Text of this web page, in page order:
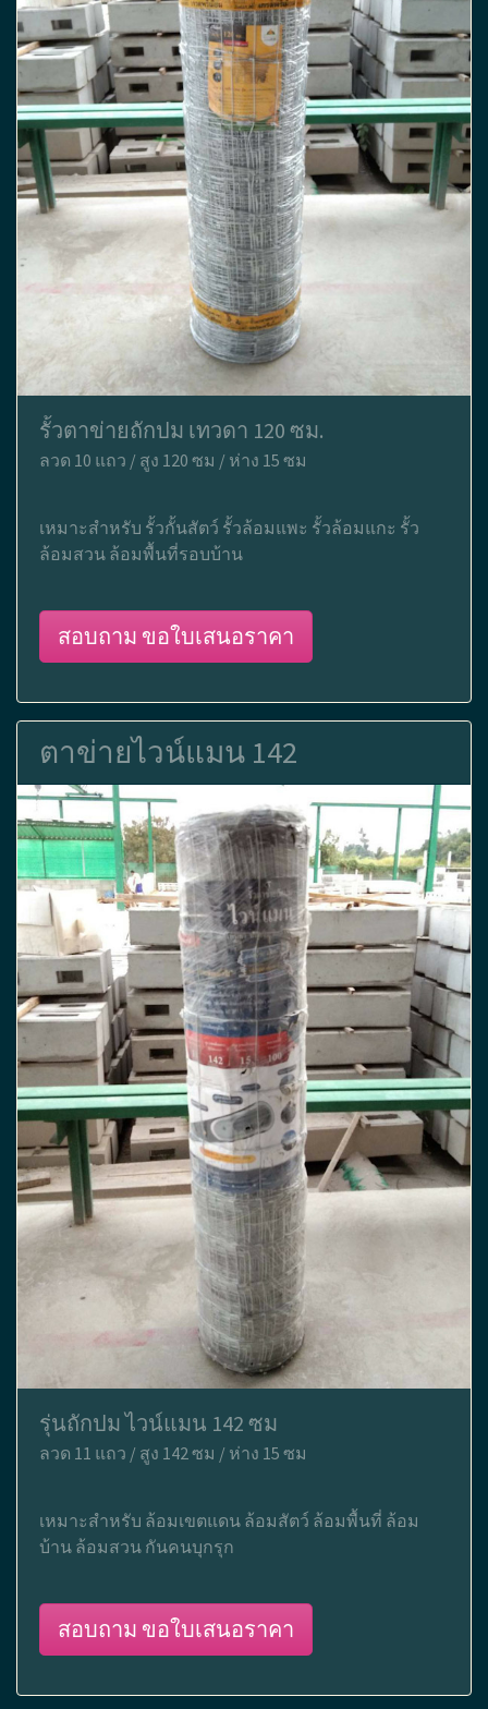
รั้วตาข่ายถักปม เทวดา 120 ซม.
ลวด 10 แถว / สูง 120 ซม / ห่าง 15 ซม
เหมาะสำหรับ รั้วกั้นสัตว์ รั้วล้อมแพะ รั้วล้อมแกะ รั้ว
ล้อมสวน ล้อมพื้นที่รอบบ้าน
สอบถาม ขอใบเสนอราคา
ตาข่ายไวน์แมน 142
รุ่นถักปม ไวน์แมน 142 ซม
ลวด 11 แถว / สูง 142 ซม / ห่าง 15 ซม
เหมาะสำหรับ ล้อมเขตแดน ล้อมสัตว์ ล้อมพื้นที่ ล้อม
บ้าน ล้อมสวน กันคนบุกรุก
สอบถาม ขอใบเสนอราคา